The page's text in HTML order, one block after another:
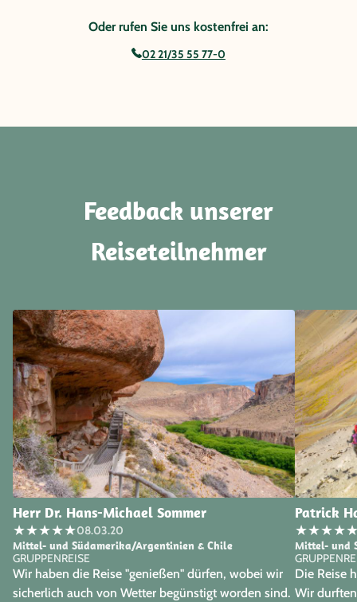
Oder rufen Sie uns kostenfrei an:
02 21/35 55 77-0
Feedback unserer
Reiseteilnehmer
Herr Dr. Hans-Michael Sommer
★★★★★08.03.20
Mittel- und Südamerika/Argentinien & Chile
GRUPPENREISE
Wir haben die Reise "genießen" dürfen, wobei wir
sicherlich auch von Wetter begünstigt worden sind.
Patrick
★★★★
Mittel- und
Die Reise
Wir